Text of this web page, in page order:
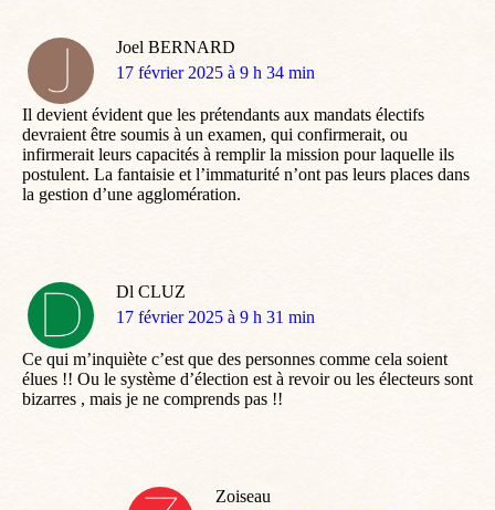
Joel BERNARD
dit
17 février 2025 à 9 h 34 min
Il devient évident que les prétendants aux mandats électifs
devraient être soumis à un examen, qui confirmerait, ou
infirmerait leurs capacités à remplir la mission pour laquelle ils
postulent. La fantaisie et l’immaturité n’ont pas leurs places dans
la gestion d’une agglomération.
Dl CLUZ
dit
17 février 2025 à 9 h 31 min
Ce qui m’inquiète c’est que des personnes comme cela soient
élues !! Ou le système d’élection est à revoir ou les électeurs sont
bizarres , mais je ne comprends pas !!
Zoiseau